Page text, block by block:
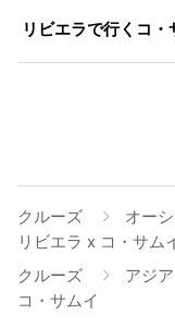
リビエラで行くコ
クルーズ オー
リビエラ x コ・サム
クルーズ
アジア
コ・サムイ